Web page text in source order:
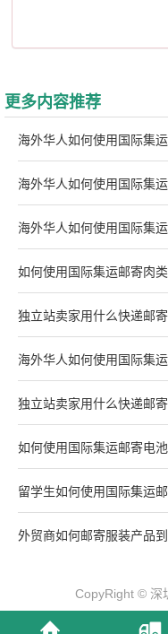
更多内容推荐
海外华人如何使用国际集
海外华人如何使用国际集
海外华人如何使用国际集
如何使用国际集运邮寄肉
独立站卖家用什么快递邮
海外华人如何使用国际集
独立站卖家用什么快递邮
如何使用国际集运邮寄电
留学生如何使用国际集运
外贸商如何邮寄服装产品
CopyRight © 深